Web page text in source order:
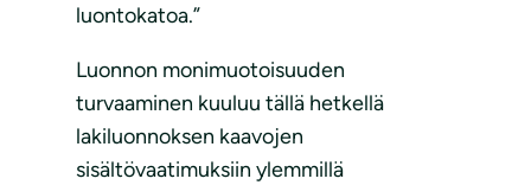
luontokatoa.”
Luonnon monimuotoisuuden
turvaaminen kuuluu tällä hetkellä
lakiluonnoksen kaavojen
sisältövaatimuksiin ylemmillä